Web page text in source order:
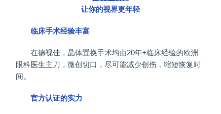
让你的视界更年轻
临床手术经验丰富
在德视佳，晶体置换手术均由20年+临床经验的欧洲
眼科医生主刀，微创切口，尽可能减少创伤，缩短恢复时
间。
官方认证的实力